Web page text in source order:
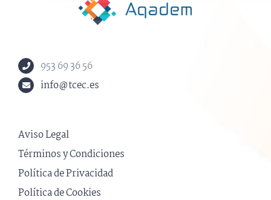
953 69 36 56
info@tcec.es
Aviso Legal
Términos y Condiciones
Política de Privacidad
Política de Cookies